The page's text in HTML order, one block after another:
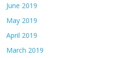
June 2019
May 2019
April 2019
March 2019